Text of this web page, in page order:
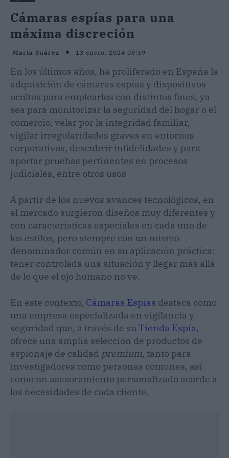
Cámaras espías para una
máxima discreción
Marta Suárez 13 enero, 2024 08:59
En los últimos años, ha proliferado en España la
adquisición de cámaras espías y dispositivos
ocultos para emplearlos con distintos fines, ya
sea para monitorizar la seguridad del hogar o el
comercio, velar por la integridad familiar,
vigilar irregularidades graves en entornos
corporativos, descubrir infidelidades y para
aportar pruebas pertinentes en procesos
judiciales, entre otros usos
A partir de los nuevos avances tecnológicos, en
el mercado surgieron diseños muy diferentes y
con características especiales en cada uno de
los estilos, pero siempre con un mismo
denominador común en su aplicación práctica:
tener controlada una situación y llegar más allá
de lo que el ojo humano no ve.
En este contexto, Cámaras Espías destaca como
una empresa especializada en vigilancia y
seguridad que, a través de suTienda Espía,
ofrece una amplia selección de productos de
espionaje de calidad premium, tanto para
investigadores como personas comunes, así
como un asesoramiento personalizado acorde a
las necesidades de cada cliente.